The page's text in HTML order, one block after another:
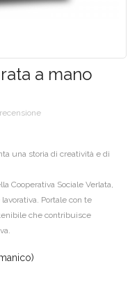
a mano
una storia di creatività e di
Cooperativa Sociale Verlata,
Portale con te
che contribuisce